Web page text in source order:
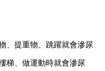
、提重物、跳躍就會滲尿
梯、做運動時就會滲尿